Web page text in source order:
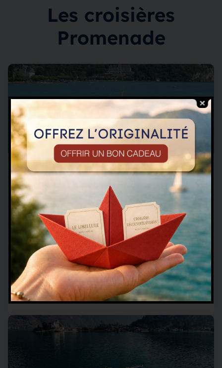
Les croisières
Promenade
Découverte - 1H
Croisière promenade Découverte
1 heure
Tour du grand Lac
Commentaires en français sur le Lac et ses
alentours réalisés par nos capitaines et matelots
Commentaires en langues étrangères
(EN,NL,ES,IT) disponibles à bord grâce à un QR
Code
Je réserve